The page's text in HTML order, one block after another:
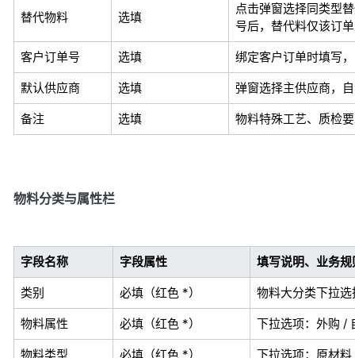
替代物料 选填
点击弹窗选择同类型
号后，替代料仅该订
客户订单号 选填 绑定客户订单时填写
默认供应商 选填 弹窗选择主供应商，
备注 选填 物料特殊工艺、质检
物料分类与属性栏
字段名称 字段属性 填写说明、业务规
类别 必填（红色 *） 物料大分类下拉
物料属性 必填（红色 *） 下拉选项：外购 /
物料类型 必填（红色 *） 下拉选项：原材